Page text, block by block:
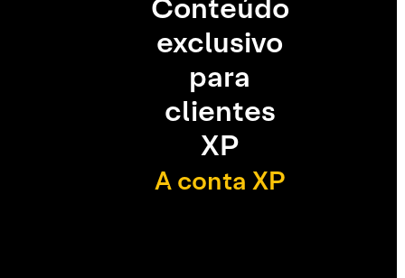
Conteúdo
exclusivo
para
clientes
XP
A conta XP